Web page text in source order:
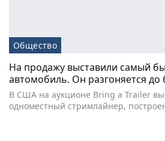
Общество
На продажу выставили самый
автомобиль. Он разгоняется до
В США на аукционе Bring a Trailer
одноместный стримлайнер,